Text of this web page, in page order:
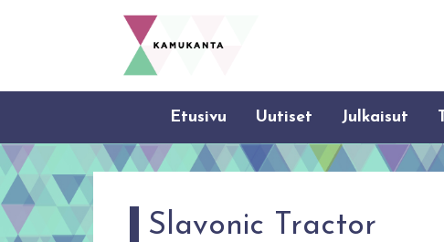
Etusivu Uutiset Julkaisut
Slavonic Tractor